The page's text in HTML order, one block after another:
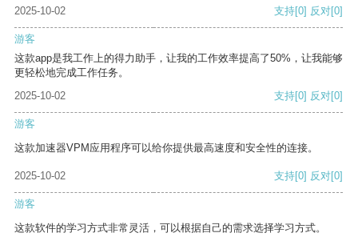
2025-10-02 支持[0] 反对[0]
游客
这款app是我工作上的得力助手，让我的工作效率提高了50%，让我能够
更轻松地完成工作任务。
2025-10-02
支持[0] 反对[0]
游客
这款加速器VPM应用程序可以给你提供最高速度和安全性的连接。
2025-10-02 支持[0] 反对[0]
游客
这款软件的学习方式非常灵活，可以根据自己的需求选择学习方式。